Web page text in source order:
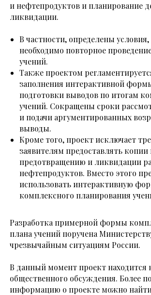
и нефтепродуктов и планирование
ликвидации.
В частности, определены
необходимо повторное
учений.
Также проектом
заполнения интерактивной
подготовки выводов по итогам
учений. Сокращены сроки
и подачи аргументированных
выводы.
Кроме того, проект исключает
заявителям предоставлять копии
предотвращению и ликвидации
нефтепродуктов. Вместо этого
использовать интерактивную
комплексного планирования
Разработка примерной формы
плана учений поручена
чрезвычайным ситуациям России.
В данный момент проект находится
общественного обсуждения. Более
информацию о проекте можно